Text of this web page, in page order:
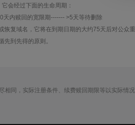
会经过下面的生命周期：
天内赎回的宽限期------- >5天等待删除
恢复域名，它将在到期日期的大约75天后对公众
先到先得的原则。
相同，实际注册条件、续费赎回期限等以实际情况